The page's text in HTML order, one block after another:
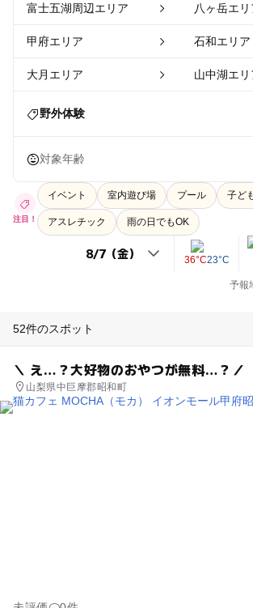
富士五湖周辺エリア 八ヶ岳エリ
甲府エリア 石和エリア
大月エリア 山中湖エリ
野外体験
対象年齢
注目！
イベント 室内遊び場 プール 子ど
アスレチック 雨の日でもOK
36°C23°C
予報
52件のスポット
＼ え…？大好物のおやつが無料…？／
山梨県中巨摩郡昭和町